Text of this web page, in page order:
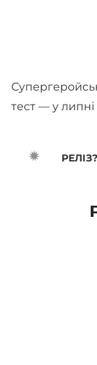
тест — у
РЕЛІЗ?